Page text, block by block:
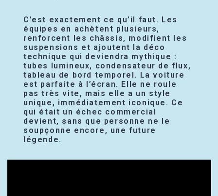
C’est exactement ce qu’il faut. Les
équipes en achètent plusieurs,
renforcent les châssis, modifient les
suspensions et ajoutent la déco
technique qui deviendra mythique :
tubes lumineux, condensateur de flux,
tableau de bord temporel. La voiture
est parfaite à l’écran. Elle ne roule
pas très vite, mais elle a un style
unique, immédiatement iconique. Ce
qui était un échec commercial
devient, sans que personne ne le
soupçonne encore, une future
légende.